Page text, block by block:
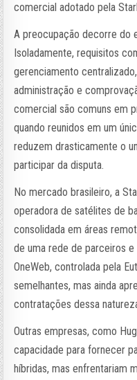
comercial adotado pela
A preocupação decorre do
Isoladamente, requisitos
gerenciamento
administração e
comercial são comuns em
quando reunidos em um
reduzem drasticamente o
participar da disputa.
No mercado brasileiro, a
operadora de satélites de
consolidada em áreas
de uma rede de parceiros
OneWeb, controlada pela
semelhantes, mas ainda
contratações dessa
Outras empresas, como
capacidade para fornecer
híbridas, mas enfrentariam